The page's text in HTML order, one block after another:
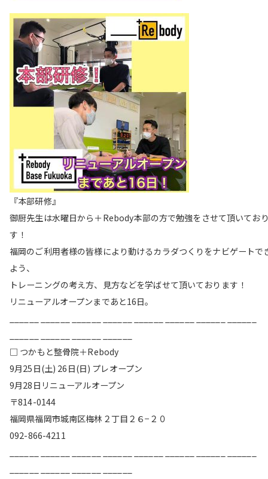
『本部研修』
御厨先生は水曜日から＋Rebody本部の方で勉強をさせて頂いてお
す！
福岡のご利用者様の皆様により動けるカラダつくりをナビゲートで
よう、
トレーニングの考え方、見方などを学ばせて頂いております！
リニューアルオープンまであと16日。
□ つかもと整骨院＋Rebody
9月25日(土) 26日(日) プレオープン
9月28日リニューアルオープン
〒814-0144
福岡県福岡市城南区梅林２丁目２６−２０
092-866-4211